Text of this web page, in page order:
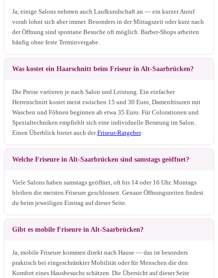
Ja, einige Salons nehmen auch Laufkundschaft an — ein kurzer Anruf
vorab lohnt sich aber immer. Besonders in der Mittagszeit oder kurz nach
der Öffnung sind spontane Besuche oft möglich. Barber-Shops arbeiten
häufig ohne feste Terminvergabe.
Was kostet ein Haarschnitt beim Friseur in Alt-Saarbrücken?
Die Preise variieren je nach Salon und Leistung. Ein einfacher
Herrenschnitt kostet meist zwischen 15 und 30 Euro, Damenfrisuren mit
Waschen und Föhnen beginnen ab etwa 35 Euro. Für Colorationen und
Spezialtechniken empfiehlt sich eine individuelle Beratung im Salon.
Einen Überblick bietet auch derFriseur-Ratgeber.
Welche Friseure in Alt-Saarbrücken sind samstags geöffnet?
Viele Salons haben samstags geöffnet, oft bis 14 oder 16 Uhr. Montags
bleiben die meisten Friseure geschlossen. Genaue Öffnungszeiten findest
du beim jeweiligen Eintrag auf dieser Seite.
Gibt es mobile Friseure in Alt-Saarbrücken?
Ja, mobile Friseure kommen direkt nach Hause — das ist besonders
praktisch bei eingeschränkter Mobilität oder für Menschen die den
Komfort eines Hausbesuchs schätzen. Die Übersicht auf dieser Seite